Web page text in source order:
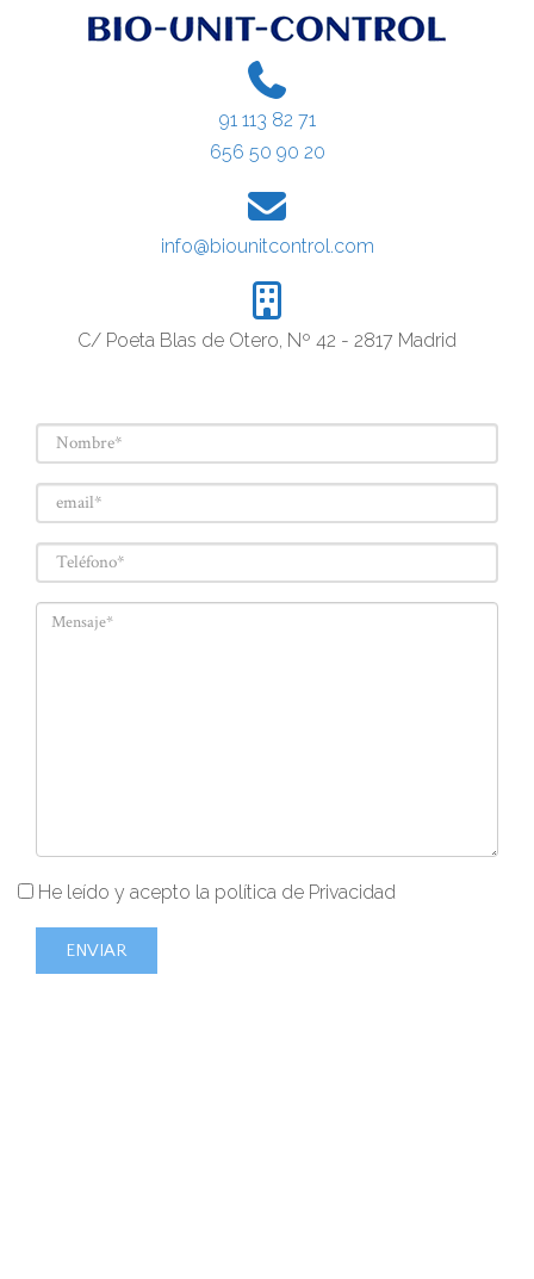
91 113 82 71
656 50 90 20
info@biounitcontrol.com
C/ Poeta Blas de Otero, Nº 42 - 2817 Madrid
He leído y acepto la política de Privacidad